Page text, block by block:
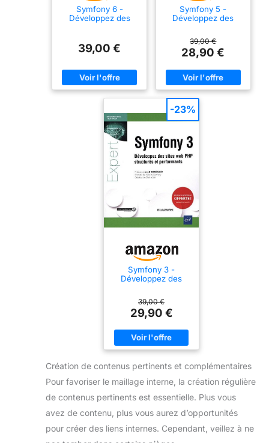
Symfony 6 -
Développez des
performants
39,00 €
Symfony 5 -
Développez des
structurés et
performants
39,00 €
28,90 €
Symfony 3 -
Développez des
performants
39,00 €
29,90 €
-23%
Création de contenus pertinents et complémentaires
Pour favoriser le maillage interne, la création régulière
de contenus pertinents est essentielle. Plus vous
avez de contenu, plus vous aurez d’opportunités
pour créer des liens internes. Cependant, veillez à ne